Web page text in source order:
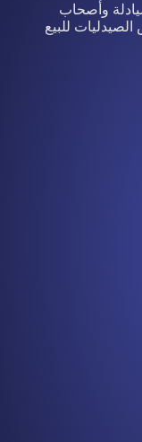
وأصحاب
للبيع